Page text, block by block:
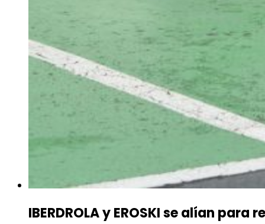
IBERDROLA y EROSKI se alían